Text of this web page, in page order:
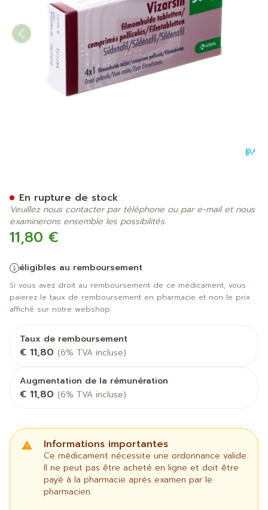
11,80 €
éligibles au remboursement
Si vous avez droit au remboursement de ce médicament, vous
paierez le taux de remboursement en pharmacie et non le prix
affiché sur notre webshop.
Taux de remboursement
€ 11,80 (6% TVA incluse)
Augmentation de la rémunération
€ 11,80 (6% TVA incluse)
Informations importantes
Ce médicament nécessite une ordonnance valide.
Il ne peut pas être acheté en ligne et doit être
payé à la pharmacie après examen par le
pharmacien.
En rupture de stock
Veuillez nous contacter par téléphone ou par e-mail et nous
examinerons ensemble les possibilités.